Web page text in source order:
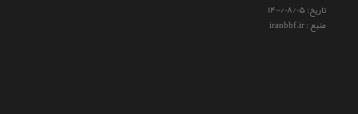
تاریخ:۱۴۰۰/۰۸/۰۵
منبع : iranbbf.ir